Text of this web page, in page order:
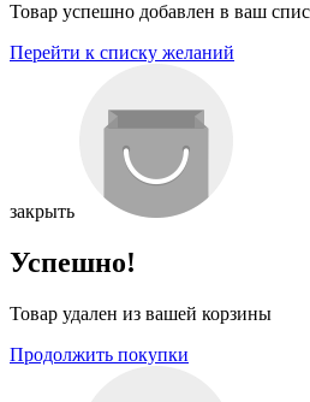
Товар успешно добавлен в ваш
Перейти к списку желаний
закрыть
Успешно!
Товар удален из вашей корзины
Продолжить покупки